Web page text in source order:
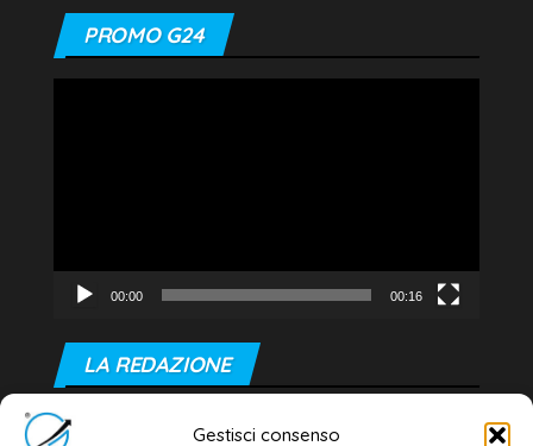
Gestisci consenso
PROMO G24
00:00 00:16
LA REDAZIONE
Editore e direttore responsabile: